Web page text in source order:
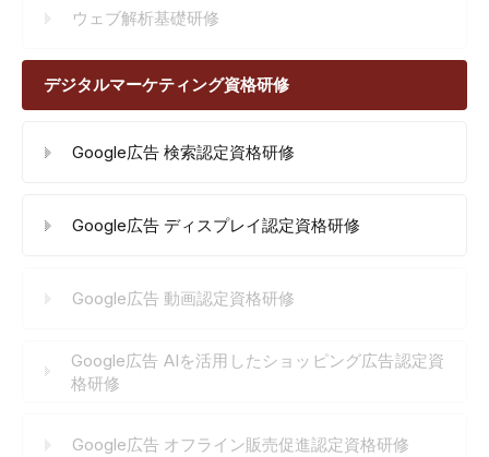
ウェブ解析基礎研修
デジタルマーケティング資格研修
Google広告 検索認定資格研修
Google広告 ディスプレイ認定資格研修
Google広告 動画認定資格研修
Google広告 AIを活用したショッピング広告認定資
格研修
Google広告 オフライン販売促進認定資格研修